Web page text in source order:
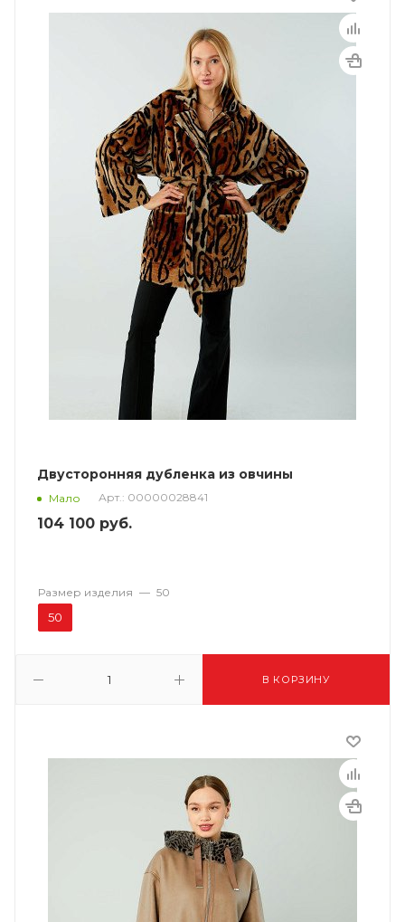
Двусторонняя дубленка из овчины
Мало Арт.: 00000028841
104 100 руб.
В КОРЗИНУ
Размер изделия — 50
50